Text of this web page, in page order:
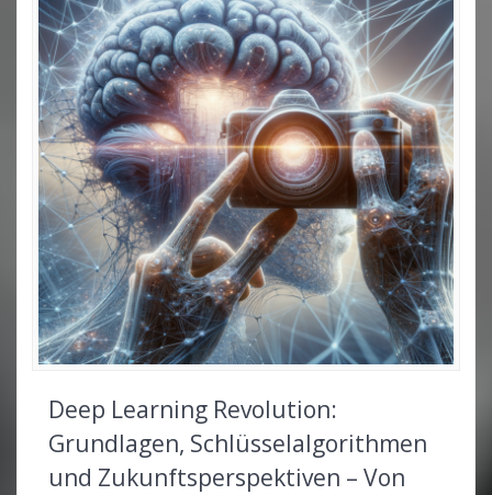
Deep Learning Revolution:
Grundlagen, Schlüsselalgorithmen
und Zukunftsperspektiven – Von